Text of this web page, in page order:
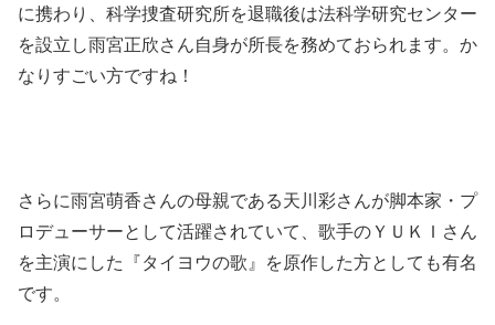
に携わり、科学捜査研究所を退職後は法科学研究センター
を設立し雨宮正欣さん自身が所長を務めておられます。か
なりすごい方ですね！
さらに雨宮萌香さんの母親である天川彩さんが脚本家・プ
ロデューサーとして活躍されていて、歌手のＹＵＫＩさん
を主演にした『タイヨウの歌』を原作した方としても有名
です。